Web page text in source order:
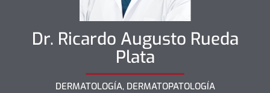
Dr. Ricardo Augusto Rueda
Plata
DERMATOLOGÍA, DERMATOPATOLOGÍA